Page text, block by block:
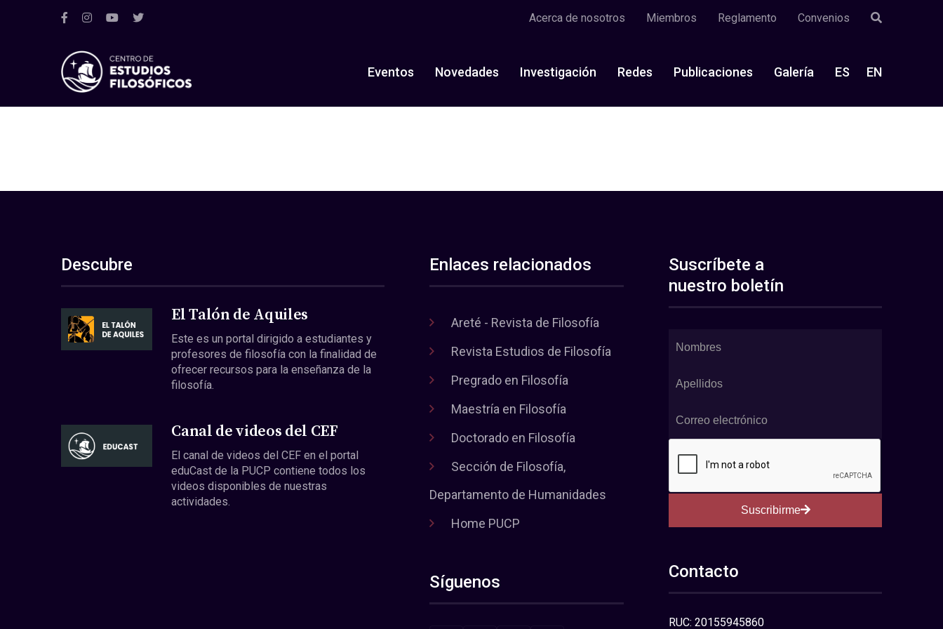
Acerca de nosotros Miembros Reglamento Convenios
Eventos Novedades Investigación Redes Publicaciones Galería ES EN
Descubre
El Talón de Aquiles
Este es un portal dirigido a estudiantes y
profesores de filosofía con la finalidad de
ofrecer recursos para la enseñanza de la
filosofía.
Canal de videos del CEF
El canal de videos del CEF en el portal
eduCast de la PUCP contiene todos los
videos disponibles de nuestras
actividades.
Enlaces relacionados
Areté - Revista de Filosofía
Revista Estudios de Filosofía
Pregrado en Filosofía
Maestría en Filosofía
Doctorado en Filosofía
Sección de Filosofía,
Departamento de Humanidades
Home PUCP
Síguenos
Suscríbete a
nuestro boletín
Suscribirme
Contacto
RUC: 20155945860